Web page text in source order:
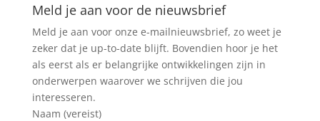
Meld je aan voor de nieuwsbrief
Meld je aan voor onze e-mailnieuwsbrief, zo weet je
zeker dat je up-to-date blijft. Bovendien hoor je het
als eerst als er belangrijke ontwikkelingen zijn in
onderwerpen waarover we schrijven die jou
interesseren.
Naam (vereist)